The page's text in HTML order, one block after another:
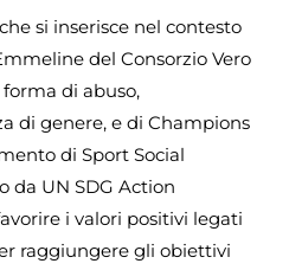
si inserisce nel contesto
del Consorzio Vero
di abuso,
di genere, e di Champions
di Sport Social
da UN SDG Action
i valori positivi legati
raggiungere gli obiettivi